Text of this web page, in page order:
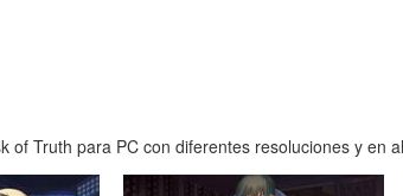
Truth para PC con diferentes resoluciones y en